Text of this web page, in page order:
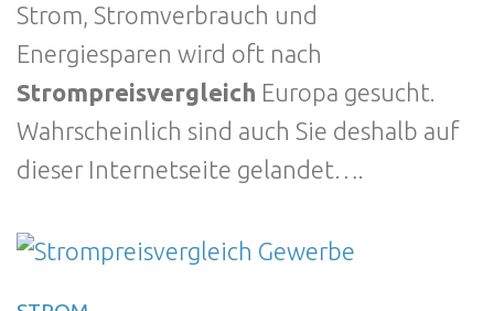
Strom, Stromverbrauch und
Energiesparen wird oft nach
Strompreisvergleich Europa gesucht.
Wahrscheinlich sind auch Sie deshalb auf
dieser Internetseite gelandet….